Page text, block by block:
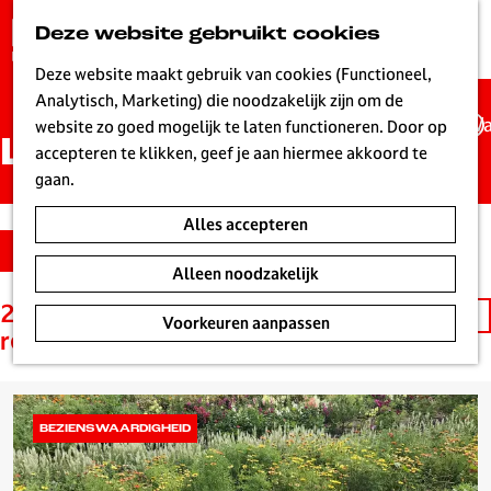
Deze website gebruikt cookies
Deze website maakt gebruik van cookies (Functioneel,
Analytisch, Marketing) die noodzakelijk zijn om de
website zo goed mogelijk te laten functioneren. Door op
accepteren te klikken, geef je aan hiermee akkoord te
gaan.
Alles accepteren
Alleen noodzakelijk
Voorkeuren aanpassen
a
n
a
a
r
e
o
m
e
p
a
g
e
L
i
K
Locaties
a
z
o
k
e
Filter S
r
e
e
r
o
p
:
241 t/m 264 van 300
resultaten
o
r
t
e
e
r
BEZIENSWAARDIGHEID